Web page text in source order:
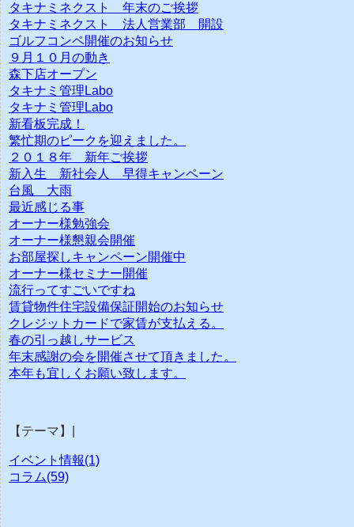
タキナミネクスト 年末のご挨拶
タキナミネクスト 法人営業部 開設
ゴルフコンペ開催のお知らせ
９月１０月の動き
森下店オープン
タキナミ管理Labo
タキナミ管理Labo
新看板完成！
繁忙期のピークを迎えました。
２０１８年 新年ご挨拶
新入生 新社会人 早得キャンペーン
台風 大雨
最近感じる事
オーナー様勉強会
オーナー様懇親会開催
お部屋探しキャンペーン開催中
オーナー様セミナー開催
流行ってすごいですね
賃貸物件住宅設備保証開始のお知らせ
クレジットカードで家賃が支払える。
春の引っ越しサービス
年末感謝の会を開催させて頂きました。
本年も宜しくお願い致します。
【テーマ】|
イベント情報(1)
コラム(59)